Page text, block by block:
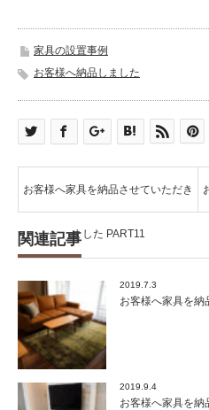
家具の設置事例
お客様へ納品しました
お客様へ家具を納品させていただき
ました PART11
関連記事
2019.7.3
お客様へ家具を納
2019.9.4
お客様へ家具を納